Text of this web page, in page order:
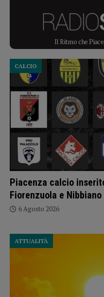
Il Ritmo che
Piacenza calcio
Fiorenzuola e Nibbiano
CALCIO
6 Agosto 2026
ATTUALITÀ